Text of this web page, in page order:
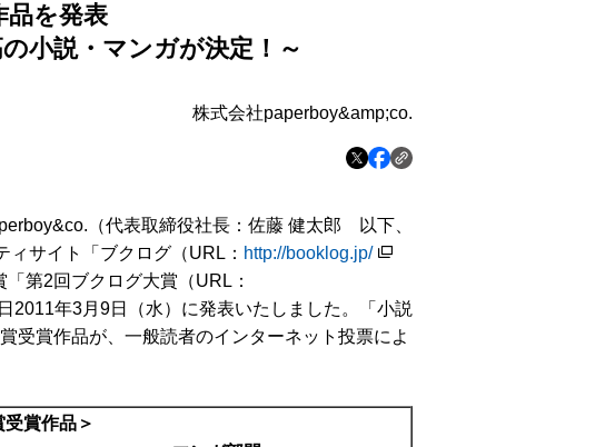
品を発表
小説・マンガが決定！～
株式会社paperboy&amp;co.
（代表取締役社長：佐藤 健太郎 以下、
サイト「ブクログ（URL： http://booklog.jp/
第2回ブクログ大賞（URL：
2011年3月9日（水）に発表いたしました。「小説
受賞作品が、一般読者のインターネット投票によ
受賞作品＞